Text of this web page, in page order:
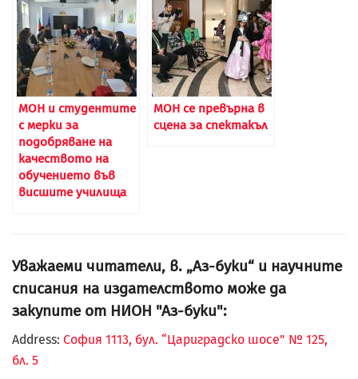
МОН и студентите
с мерки за
подобряване на
качеството на
обучението във
висшите училища
МОН се превърна в
сцена за спектакъл
Уважаеми читатели, в. „Аз-буки“ и научните
списания на издателството може да
закупите от НИОН "Аз-буки":
Address: София 1113, бул. “Цариградско шосе” № 125,
бл. 5